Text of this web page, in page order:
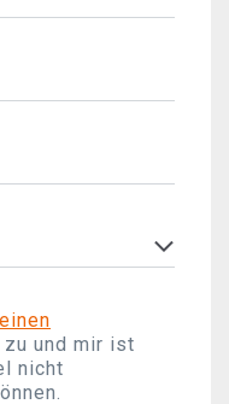
zu und mir ist
nicht